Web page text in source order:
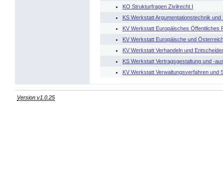
KO Strukturfragen Zivilrecht I
KS Werkstatt Argumentationstechnik
KV Werkstatt Europäisches Öffentliches
KV Werkstatt Europäische und
KV Werkstatt Verhandeln und
KS Werkstatt Vertragsgestaltung und -
KV Werkstatt Verwaltungsverfahren und
Version v1.0.25